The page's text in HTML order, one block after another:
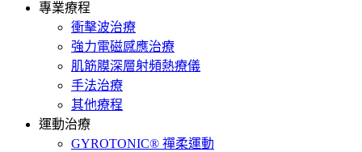
專業療程
衝擊波治療
強力電磁感應治療
肌筋膜深層射頻熱療儀
手法治療
其他療程
運動治療
GYROTONIC® 禪柔運動